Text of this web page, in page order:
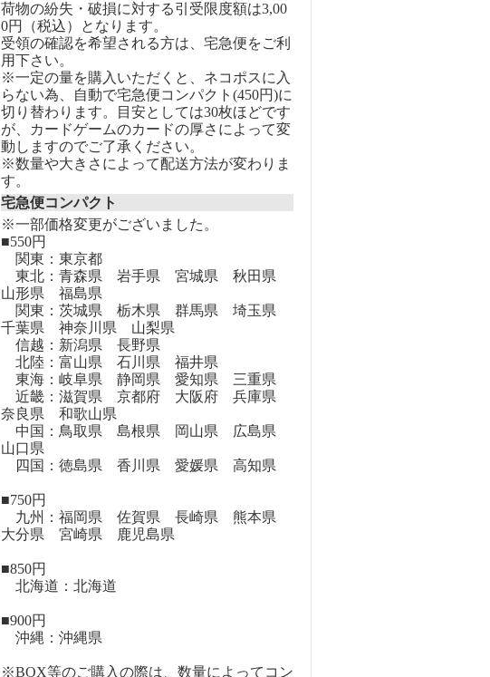
荷物の紛失・破損に対する引受限度額は3,00
0円（税込）となります。
受領の確認を希望される方は、宅急便をご利
用下さい。
※一定の量を購入いただくと、ネコポスに入
らない為、自動で宅急便コンパクト(450円)に
切り替わります。目安としては30枚ほどです
が、カードゲームのカードの厚さによって変
動しますのでご了承ください。
※数量や大きさによって配送方法が変わりま
す。
宅急便コンパクト
※一部価格変更がございました。
■550円
関東：東京都
東北：青森県 岩手県 宮城県 秋田県
山形県 福島県
関東：茨城県 栃木県 群馬県 埼玉県
千葉県 神奈川県 山梨県
信越：新潟県 長野県
北陸：富山県 石川県 福井県
東海：岐阜県 静岡県 愛知県 三重県
近畿：滋賀県 京都府 大阪府 兵庫県
奈良県 和歌山県
中国：鳥取県 島根県 岡山県 広島県
山口県
四国：徳島県 香川県 愛媛県 高知県
■750円
九州：福岡県 佐賀県 長崎県 熊本県
大分県 宮崎県 鹿児島県
■850円
北海道：北海道
■900円
沖縄：沖縄県
※BOX等のご購入の際は、数量によってコン